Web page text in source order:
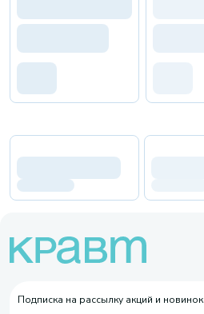
Подписка на рассылку акций и новинок